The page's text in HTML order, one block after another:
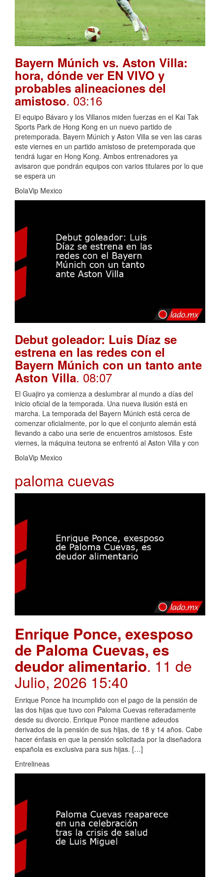
Bayern Múnich vs. Aston Villa:
hora, dónde ver EN VIVO y
probables alineaciones del
amistoso. 03:16
El equipo Bávaro y los Villanos miden fuerzas en el Kai Tak
Sports Park de Hong Kong en un nuevo partido de
pretemporada. Bayern Múnich y Aston Villa se ven las caras
este viernes en un partido amistoso de pretemporada que
tendrá lugar en Hong Kong. Ambos entrenadores ya
avisaron que pondrán equipos con varios titulares por lo que
se espera un
BolaVip Mexico
Debut goleador: Luis Díaz se
estrena en las redes con el
Bayern Múnich con un tanto ante
Aston Villa. 08:07
El Guajiro ya comienza a deslumbrar al mundo a días del
inicio oficial de la temporada. Una nueva ilusión está en
marcha. La temporada del Bayern Múnich está cerca de
comenzar oficialmente, por lo que el conjunto alemán está
llevando a cabo una serie de encuentros amistosos. Este
viernes, la máquina teutona se enfrentó al Aston Villa y con
BolaVip Mexico
paloma cuevas
Enrique Ponce, exesposo
de Paloma Cuevas, es
deudor alimentario. 11 de
Julio, 2026 15:40
Enrique Ponce ha incumplido con el pago de la pensión de
las dos hijas que tuvo con Paloma Cuevas reiteradamente
desde su divorcio. Enrique Ponce mantiene adeudos
derivados de la pensión de sus hijas, de 18 y 14 años. Cabe
hacer énfasis en que la pensión solicitada por la diseñadora
española es exclusiva para sus hijas. […]
Entrelineas